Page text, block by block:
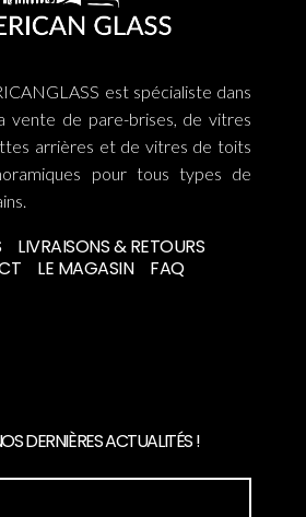
est spécialiste dans
vente de pare-brises, de vitres
arrières et de vitres de toits
pour tous types de
LIVRAISONS & RETOURS
LE MAGASIN FAQ
DERNIÈRES ACTUALITÉS !